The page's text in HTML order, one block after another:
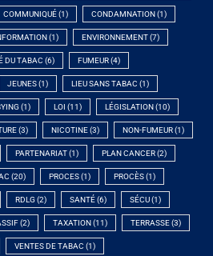
COMMUNIQUÉ(1) CONDAMNATION (1)
(1) ENVIRONNEMENT(7)
DU TABAC (6) FUMEUR(4)
JEUNES(1) LIEU SANS TABAC (1)
(1) LOI (11) LÉGISLATION (10)
(3) NICOTINE(3) NON-FUMEUR(1)
PARTENARIAT(1) PLAN CANCER(2)
(20) PROCES(1) PROCÈS(1)
RDLG (2) SANTÉ(6) SÉCU(1)
(2) TAXATION (11) TERRASSE(3)
VENTES DE TABAC (1)